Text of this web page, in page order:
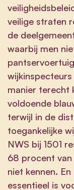
veilige straten
de
waarbij men
manier terecht
voldoende
terwijl in de
toegankelijke
NWS bij 1501
68 procent
niet kennen.
essentieel is